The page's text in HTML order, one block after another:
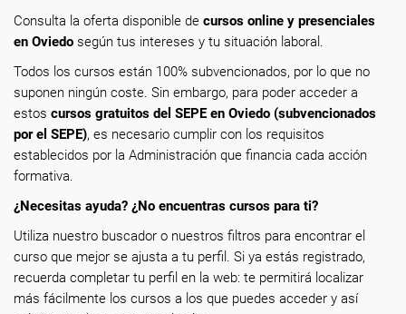
Consulta la oferta disponible de cursos online y presenciales
en Oviedo según tus intereses y tu situación laboral.
Todos los cursos están 100% subvencionados, por lo que no
suponen ningún coste. Sin embargo, para poder acceder a
estos cursos gratuitos del SEPE en Oviedo (subvencionados
por el SEPE), es necesario cumplir con los requisitos
establecidos por la Administración que financia cada acción
formativa.
¿Necesitas ayuda? ¿No encuentras cursos para ti?
Utiliza nuestro buscador o nuestros filtros para encontrar el
curso que mejor se ajusta a tu perfil. Si ya estás registrado,
recuerda completar tu perfil en la web: te permitirá localizar
más fácilmente los cursos a los que puedes acceder y así